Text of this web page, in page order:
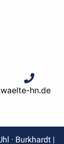
hn.de
· Burkhardt |